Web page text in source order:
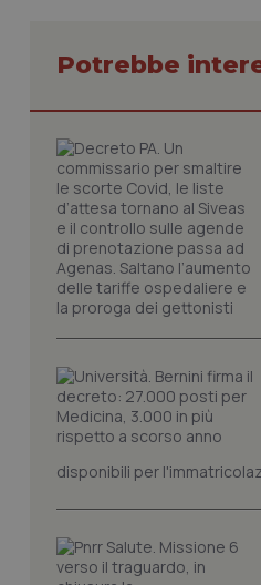
Potrebbe
disponibili per